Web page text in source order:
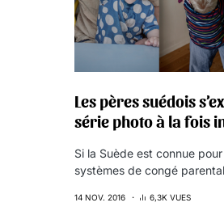
Les pères suédois
série photo à la fois
Si la Suède est connue
systèmes de congé
14 NOV. 2016 6,3K VUES